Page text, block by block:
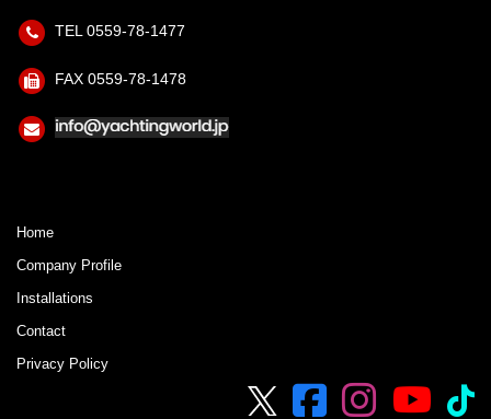
TEL 0559-78-1477
FAX 0559-78-1478
Home
Company Profile
Installations
Contact
Privacy Policy